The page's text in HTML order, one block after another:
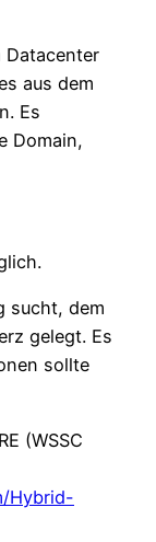
Datacenter
aus dem
Es
Domain,
sucht, dem
gelegt. Es
sollte
(WSSC
Hybrid-